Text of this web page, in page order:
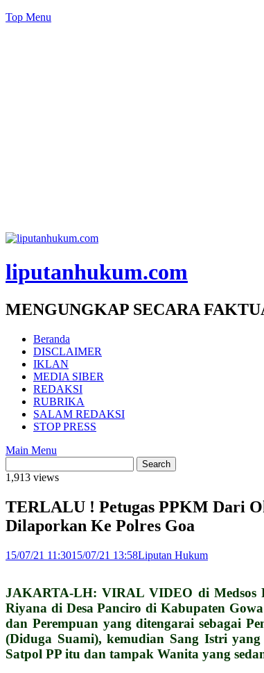
Top Menu
liputanhukum.com
MENGUNGKAP SECARA
Beranda
DISCLAIMER
IKLAN
MEDIA SIBER
REDAKSI
RUBRIKA
SALAM REDAKSI
STOP PRESS
Main Menu
1,913 views
TERLALU ! Petugas PPKM Dari
Dilaporkan Ke Polres Goa
15/07/21 11:3015/07/21 13:58Liputan Hukum
JAKARTA-LH: VIRAL VIDEO di Medsos
Riyana di Desa Panciro di Kabupaten
dan Perempuan yang ditengarai sebagai
(Diduga Suami), kemudian Sang Istri
Satpol PP itu dan tampak Wanita yang